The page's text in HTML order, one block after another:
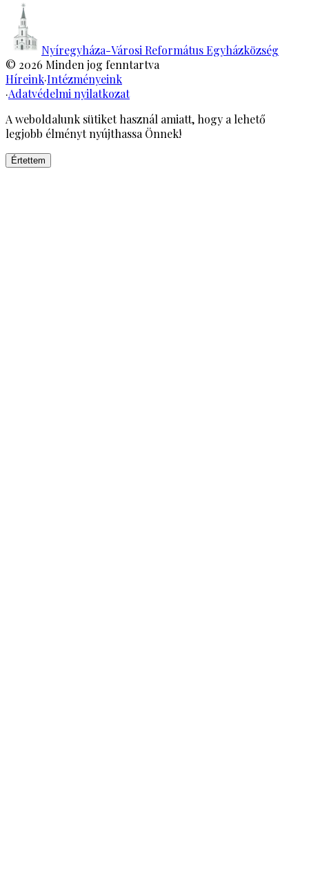
Nyíregyháza-Városi Református Egyházközség
© 2026 Minden jog fenntartva
Híreink·Intézményeink
·Adatvédelmi nyilatkozat
A weboldalunk sütiket használ amiatt, hogy a lehető
legjobb élményt nyújthassa Önnek!
Értettem